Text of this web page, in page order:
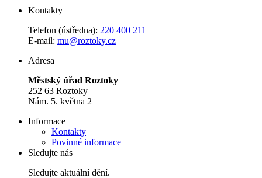
Kontakty
Telefon (ústředna): 220 400 211
E-mail: mu@roztoky.cz
Adresa
Městský úřad Roztoky
252 63 Roztoky
Nám. 5. května 2
Informace
Kontakty
Povinné informace
Sledujte nás
Sledujte aktuální dění.